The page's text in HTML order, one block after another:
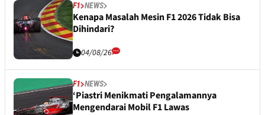
F1 NEWS
Kenapa Masalah Mesin F1 2026 Tidak Bisa
Dihindari?
04/08/26
F1 NEWS
‘Piastri Menikmati Pengalamannya
Mengendarai Mobil F1 Lawas